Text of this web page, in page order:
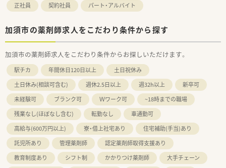
正社員 契約社員 パート・アルバイト
加須市の薬剤師求人をこだわり条件から探す
加須市の薬剤師求人をこだわり条件からお探しいただけます。
駅チカ 年間休日120日以上
土日祝休み
土日休み(相談可含む)
週休2.5日以上 週32h以上
新卒可
未経験可
ブランク可 Ｗワーク可
~18時までの職場
残業なし(ほぼなし含む)
転勤なし
車通勤可
高給与(600万円以上)
寮・借上社宅あり
住宅補助(手当)あり
託児所あり
管理薬剤師
認定薬剤師取得支援あり
教育制度あり
シフト制 かかりつけ薬剤師
大手チェーン